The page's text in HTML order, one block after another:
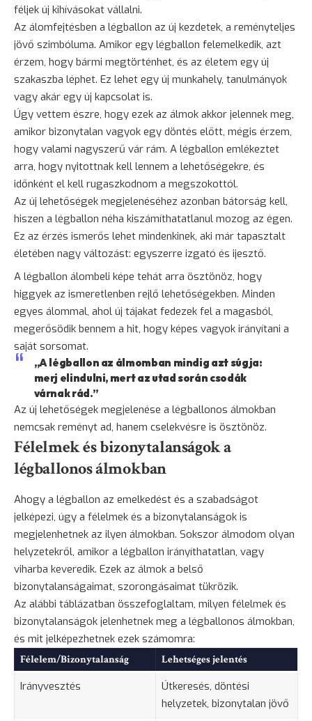
féljek új kihívásokat vállalni.
Az álomfejtésben a légballon az új kezdetek, a reményteljes
jövő szimbóluma. Amikor egy légballon felemelkedik, azt
érzem, hogy bármi megtörténhet, és az életem egy új
szakaszba léphet. Ez lehet egy új munkahely, tanulmányok
vagy akár egy új kapcsolat is.
Úgy vettem észre, hogy ezek az álmok akkor jelennek meg,
amikor bizonytalan vagyok egy döntés előtt, mégis érzem,
hogy valami nagyszerű vár rám. A légballon emlékeztet
arra, hogy nyitottnak kell lennem a lehetőségekre, és
időnként el kell rugaszkodnom a megszokottól.
Az új lehetőségek megjelenéséhez azonban bátorság kell,
hiszen a légballon néha kiszámíthatatlanul mozog az égen.
Ez az érzés ismerős lehet mindenkinek, aki már tapasztalt
életében nagy változást: egyszerre izgató és ijesztő.
A légballon álombeli képe tehát arra ösztönöz, hogy
higgyek az ismeretlenben rejlő lehetőségekben. Minden
egyes álommal, ahol új tájakat fedezek fel a magasból,
megerősödik bennem a hit, hogy képes vagyok irányítani a
saját sorsomat.
„A légballon az álmomban mindig azt súgja:
merj elindulni, mert az utad során csodák
várnak rád.”
Az új lehetőségek megjelenése a légballonos álmokban
nemcsak reményt ad, hanem cselekvésre is ösztönöz.
Félelmek és bizonytalanságok a
légballonos álmokban
Ahogy a légballon az emelkedést és a szabadságot
jelképezi, úgy a félelmek és a bizonytalanságok is
megjelenhetnek az ilyen álmokban. Sokszor álmodom olyan
helyzetekről, amikor a légballon irányíthatatlan, vagy
viharba keveredik. Ezek az álmok a belső
bizonytalanságaimat, szorongásaimat tükrözik.
Az alábbi táblázatban összefoglaltam, milyen félelmek és
bizonytalanságok jelenhetnek meg a légballonos álmokban,
és mit jelképezhetnek ezek számomra:
Félelem/Bizonytalanság Lehetséges jelentés
Irányvesztés
Útkeresés, döntési
helyzetek, bizonytalan jövő